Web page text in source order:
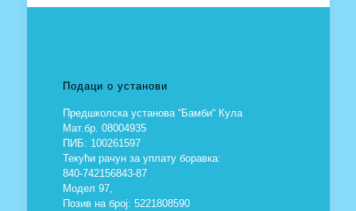
Подаци о установи
Предшколска установа “Бамби“ Кула
Мат.бр. 08004935
ПИБ: 100261597
Текући рачун за уплату боравка:
840-742156843-87
Модел 97,
Позив на број: 5221808590